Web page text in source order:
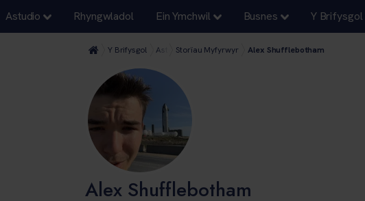
Astudio Rhyngwladol Ein Ymchwil Busnes Y Brifysgol
Y Brifysgol AstudioStorïau Myfyrwyr Alex Shufflebotham
Alex Shufflebotham